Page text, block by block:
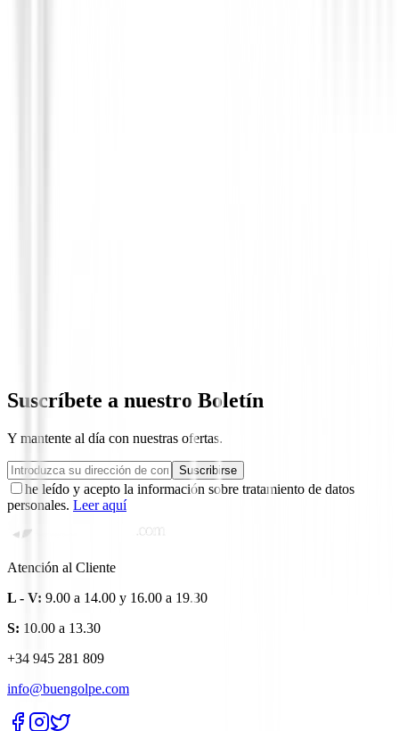
Suscríbete a nuestro Boletín
Y mantente al día con nuestras ofertas.
Suscribirse
he leído y acepto la información sobre tratamiento de datos
personales. Leer aquí
Atención al Cliente
L - V: 9.00 a 14.00 y 16.00 a 19.30
S: 10.00 a 13.30
+34 945 281 809
info@buengolpe.com